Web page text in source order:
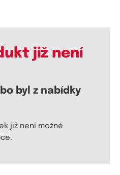
již není
byl z nabídky
již není možné